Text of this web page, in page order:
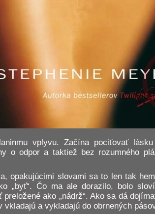
vplyvu. Začína pociťovať
o odpor a taktiež bez rozumného
opakujúcimi slovami sa to len tak
„byť“. Čo ma ale dorazilo, bolo
ako „nádrž“. Ako sa dá
a vykladajú do obrnených